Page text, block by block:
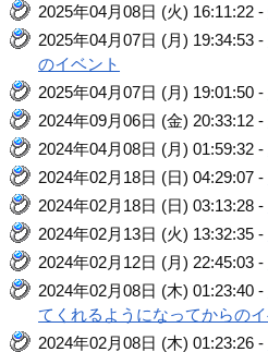
2025年04月08日 (火) 16:11:22 -
2025年04月07日 (月) 19:34:53 -
のイベント
2025年04月07日 (月) 19:01:50 -
2024年09月06日 (金) 20:33:12 -
2024年04月08日 (月) 01:59:32 -
2024年02月18日 (日) 04:29:07 -
2024年02月18日 (日) 03:13:28 -
2024年02月13日 (火) 13:32:35 -
2024年02月12日 (月) 22:45:03 -
2024年02月08日 (木) 01:23:40 -
てくれるようになってからの
2024年02月08日 (木) 01:23:26 -